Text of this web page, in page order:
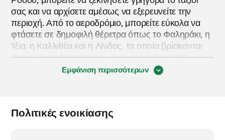
σας και να αρχίσετε αμέσως να εξερευνείτε την
περιοχή. Από το αεροδρόμιο, μπορείτε εύκολα να
φτάσετε σε δημοφιλή θέρετρα όπως το Φαληράκι, η
Ίξια, η Καλλιθέα και η Λίνδος, τα οποία βρίσκονται
όλα σε λογική απόσταση με το αυτοκίνητο. Με
αυτοκίνητο μπορείτε επίσης να εξερευνήσετε το
Εμφάνιση περισσότερων
Πολιτικές ενοικίασης